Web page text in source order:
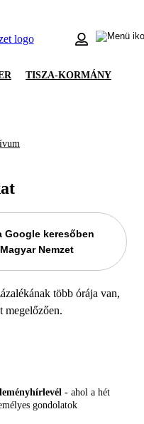
TISZA-KORMÁNY
Google keresőben
Nemzet
több órája van,
megelőzően.
- ahol a hét
gondolatok